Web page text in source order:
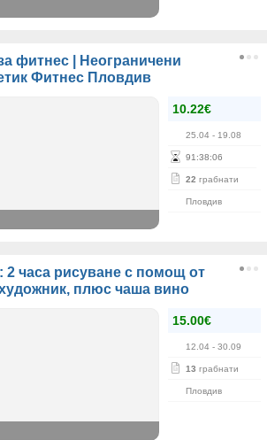
фитнес | Неограничени
Фитнес Пловдив
10.22€
25.04 - 19.08
91 :38:06
22 грабнати
Пловдив
2 часа рисуване с помощ от
плюс чаша вино
15.00€
12.04 - 30.09
13 грабнати
Пловдив